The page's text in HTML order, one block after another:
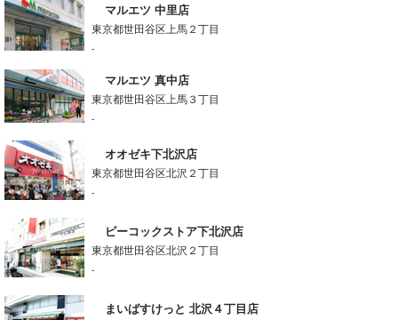
マルエツ 中里店
東京都世田谷区上馬２丁目
-
マルエツ 真中店
東京都世田谷区上馬３丁目
-
オオゼキ下北沢店
東京都世田谷区北沢２丁目
-
ピーコックストア下北沢店
東京都世田谷区北沢２丁目
-
まいばすけっと 北沢４丁目店